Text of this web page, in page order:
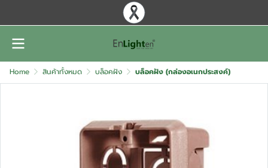
Home สินค้าทั้งหมด บล็อคฝัง บล็อคฝัง (กล่องอเนกประสงค์)